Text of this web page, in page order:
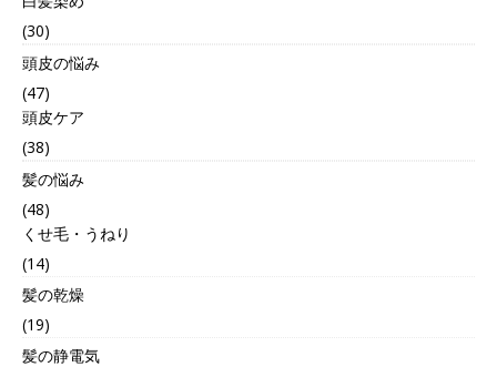
(30)
頭皮の悩み
(47)
頭皮ケア
(38)
髪の悩み
(48)
くせ毛・うねり
(14)
髪の乾燥
(19)
髪の静電気